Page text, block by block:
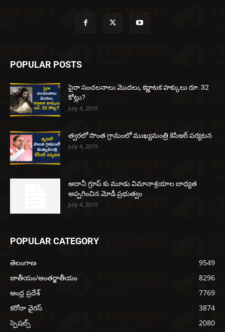
POPULAR POSTS
సైరా సంచలనాలు మొదలు, కర్ణాటక హక్కులు రూ. 32
కోట్లు?
July 4, 2019
త్వరలో సొంత గ్రామంలో ముఖ్యమంత్రి కెసిఆర్ పర్యటన
July 4, 2019
అదానీ గ్రూప్ కు మూడు విమానాశ్రయాల బాధ్యత
అప్పగించిన మోడీ ప్రభుత్వం
July 4, 2019
POPULAR CATEGORY
తెలంగాణ
9549
జాతీయం/అంతర్జాతీయం
8296
ఆంధ్ర ప్రదేశ్
7769
కరోనా వైరస్
3874
స్పెషల్స్
2080